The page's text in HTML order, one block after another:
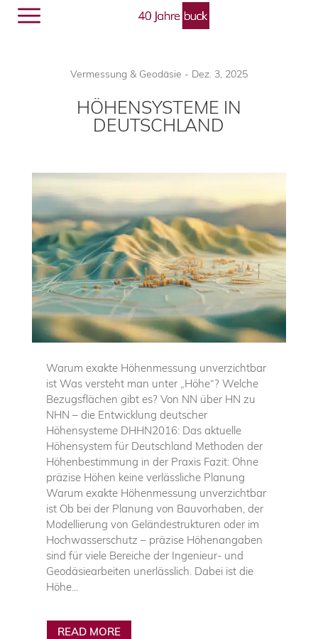
Vermessung & Geodäsie - Dez. 3, 2025
HÖHENSYSTEME IN
DEUTSCHLAND
Warum exakte Höhenmessung unverzichtbar
ist Was versteht man unter „Höhe“? Welche
Bezugsflächen gibt es? Von NN über HN zu
NHN – die Entwicklung deutscher
Höhensysteme DHHN2016: Das aktuelle
Höhensystem für Deutschland Methoden der
Höhenbestimmung in der Praxis Fazit: Ohne
präzise Höhen keine verlässliche Planung
Warum exakte Höhenmessung unverzichtbar
ist Ob bei der Planung von Bauvorhaben, der
Modellierung von Geländestrukturen oder im
Hochwasserschutz – präzise Höhenangaben
sind für viele Bereiche der Ingenieur- und
Geodäsiearbeiten unerlässlich. Dabei ist die
Höhe...
READ MORE